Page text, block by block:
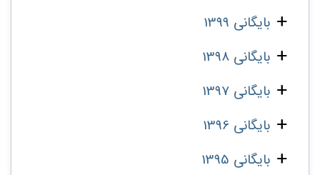
بایگانی 1399
بایگانی 1398
بایگانی 1397
بایگانی 1396
بایگانی 1395